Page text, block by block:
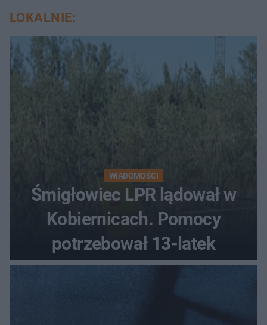
LOKALNIE:
WIADOMOŚCI
Śmigłowiec LPR lądował w
Kobiernicach. Pomocy
potrzebował 13-latek